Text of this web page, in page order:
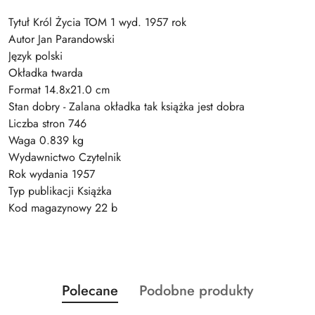
Tytuł Król Życia TOM 1 wyd. 1957 rok
Autor Jan Parandowski
Język polski
Okładka twarda
Format 14.8x21.0 cm
Stan dobry - Zalana okładka tak książka jest dobra
Liczba stron 746
Waga 0.839 kg
Wydawnictwo Czytelnik
Rok wydania 1957
Typ publikacji Książka
Kod magazynowy 22 b
Pomiń karuzelę produktów
Produkty
o
Polecane
Produkty
Podobne produkty